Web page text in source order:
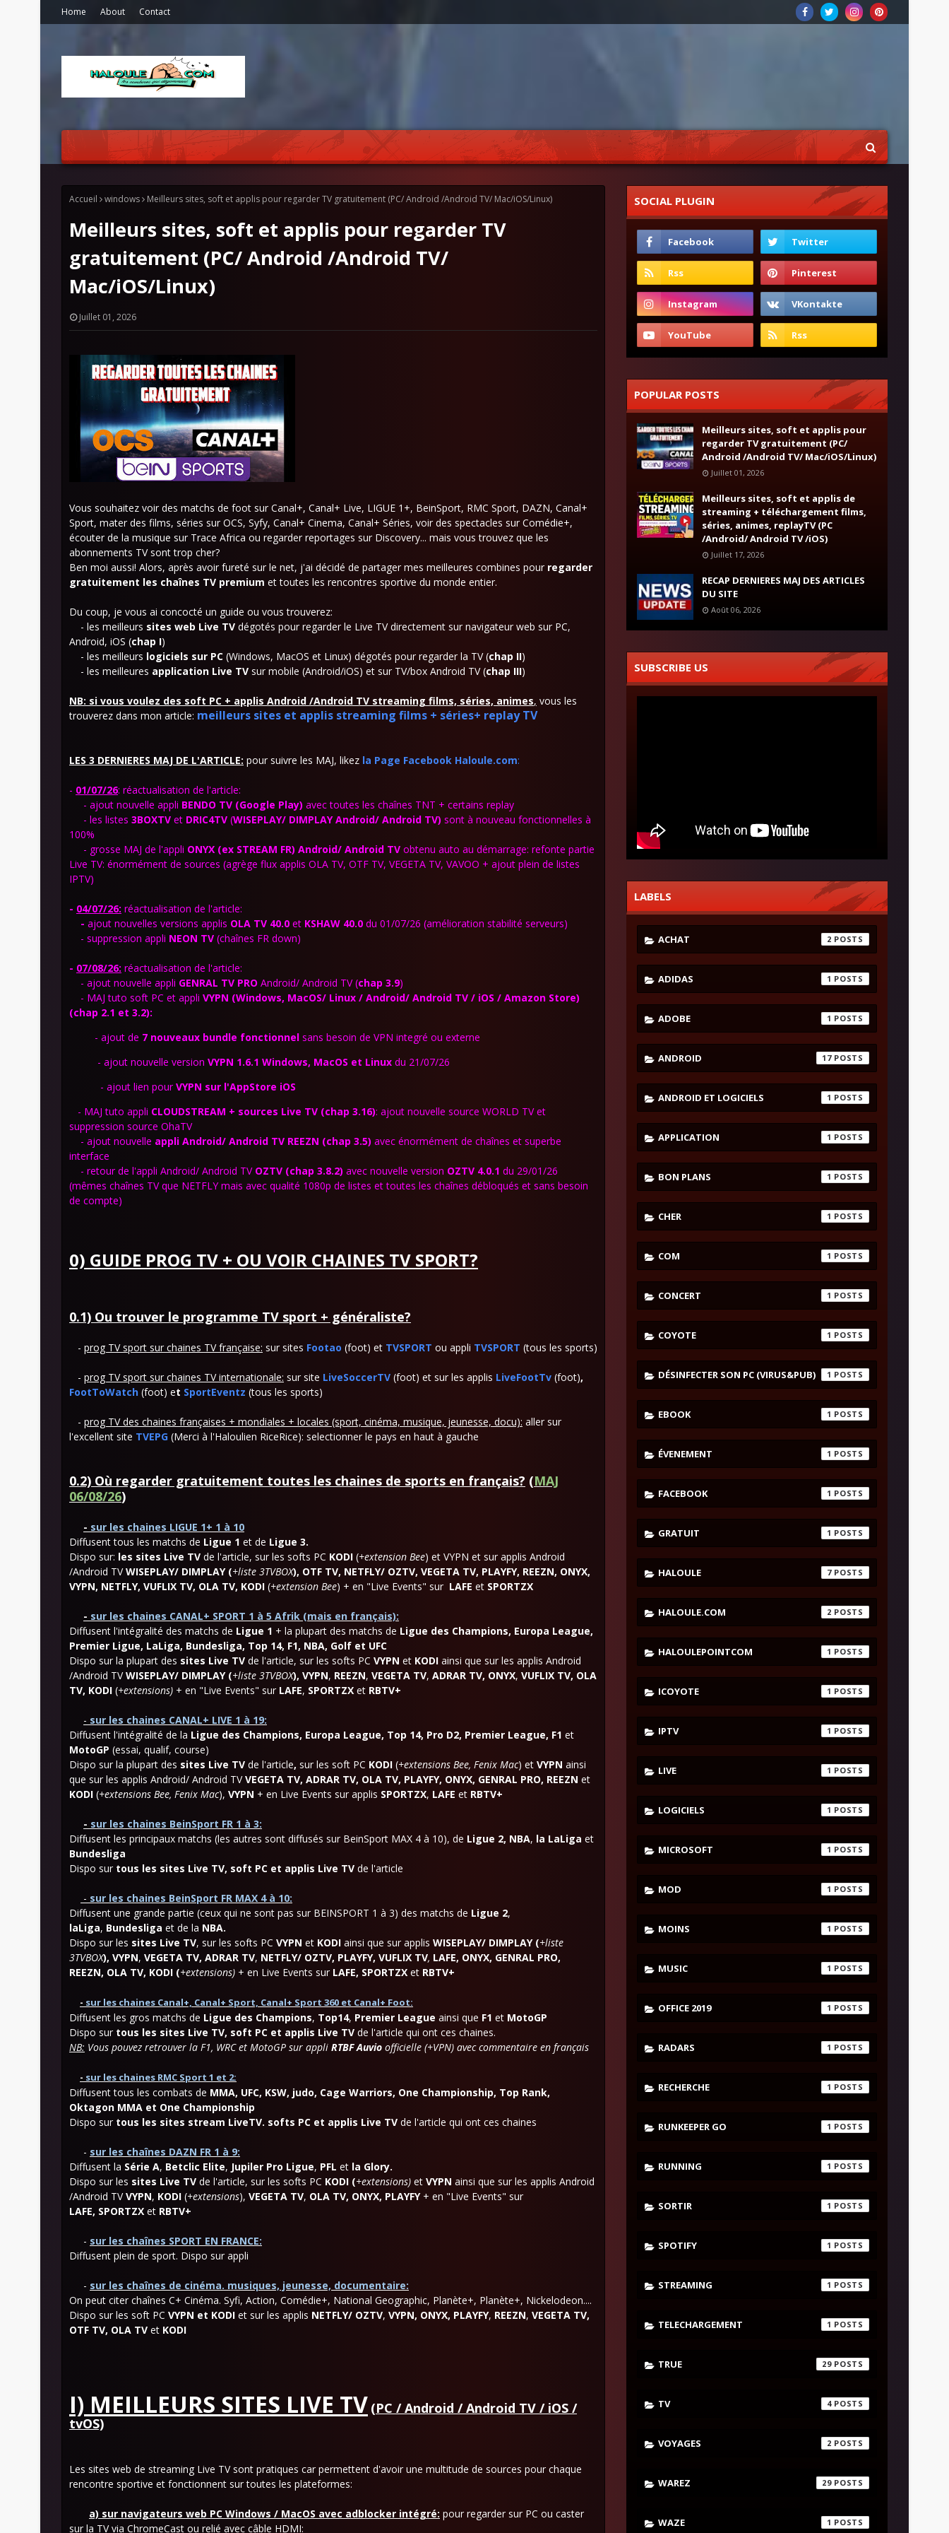
Home About Contact
Accueil windows Meilleurs sites, soft et applis pour regarder TV gratuitement (PC/ Android /Android TV/ Mac/iOS/Linux)
Meilleurs sites, soft et applis pour regarder TV
gratuitement (PC/ Android /Android TV/
Mac/iOS/Linux)
Juillet 01, 2026
Vous souhaitez voir des matchs de foot sur Canal+, Canal+ Live, LIGUE 1+, BeinSport, RMC Sport, DAZN, Canal+
Sport, mater des films, séries sur OCS, Syfy, Canal+ Cinema, Canal+ Séries, voir des spectacles sur Comédie+,
écouter de la musique sur Trace Africa ou regarder reportages sur Discovery... mais vous trouvez que les
abonnements TV sont trop cher?
Ben moi aussi! Alors, après avoir fureté sur le net, j'ai décidé de partager mes meilleures combines pour regarder
gratuitement les chaînes TV premium et toutes les rencontres sportive du monde entier.
Du coup, je vous ai concocté un guide ou vous trouverez:
- les meilleurs sites web Live TV dégotés pour regarder le Live TV directement sur navigateur web sur PC,
Android, iOS (chap I)
- les meilleurs logiciels sur PC (Windows, MacOS et Linux) dégotés pour regarder la TV (chap II)
- les meilleures application Live TV sur mobile (Android/iOS) et sur TV/box Android TV (chap III)
NB: si vous voulez des soft PC + applis Android /Android TV streaming films, séries, animes, vous les
trouverez dans mon article: meilleurs sites et applis streaming films + séries+ replay TV
LES 3 DERNIERES MAJ DE L'ARTICLE: pour suivre les MAJ, likez la Page Facebook Haloule.com:
- 01/07/26: réactualisation de l'article:
- ajout nouvelle appli BENDO TV (Google Play) avec toutes les chaînes TNT + certains replay
- les listes 3BOXTV et DRIC4TV (WISEPLAY/ DIMPLAY Android/ Android TV) sont à nouveau fonctionnelles à
100%
- grosse MAJ de l'appli ONYX (ex STREAM FR) Android/ Android TV obtenu auto au démarrage: refonte partie
Live TV: énormément de sources (agrège flux applis OLA TV, OTF TV, VEGETA TV, VAVOO + ajout plein de listes
IPTV)
- 04/07/26: réactualisation de l'article:
- ajout nouvelles versions applis OLA TV 40.0 et KSHAW 40.0 du 01/07/26 (amélioration stabilité serveurs)
- suppression appli NEON TV (chaînes FR down)
- 07/08/26: réactualisation de l'article:
- ajout nouvelle appli GENRAL TV PRO Android/ Android TV (chap 3.9)
- MAJ tuto soft PC et appli VYPN (Windows, MacOS/ Linux / Android/ Android TV / iOS / Amazon Store)
(chap 2.1 et 3.2):
- ajout de 7 nouveaux bundle fonctionnel sans besoin de VPN integré ou externe
- ajout nouvelle version VYPN 1.6.1 Windows, MacOS et Linux du 21/07/26
- ajout lien pour VYPN sur l'AppStore iOS
- MAJ tuto appli CLOUDSTREAM + sources Live TV (chap 3.16): ajout nouvelle source WORLD TV et
suppression source OhaTV
- ajout nouvelle appli Android/ Android TV REEZN (chap 3.5) avec énormément de chaînes et superbe
interface
- retour de l'appli Android/ Android TV OZTV (chap 3.8.2) avec nouvelle version OZTV 4.0.1 du 29/01/26
(mêmes chaînes TV que NETFLY mais avec qualité 1080p de listes et toutes les chaînes débloqués et sans besoin
de compte)
0) GUIDE PROG TV + OU VOIR CHAINES TV SPORT?
0.1) Ou trouver le programme TV sport + généraliste?
- prog TV sport sur chaines TV française: sur sites Footao (foot) et TVSPORT ou appli TVSPORT (tous les sports)
- prog TV sport sur chaines TV internationale: sur site LiveSoccerTV (foot) et sur les applis LiveFootTv (foot),
FootToWatch (foot) et SportEventz (tous les sports)
- prog TVdes chaines françaises + mondiales + locales (sport, cinéma, musique, jeunesse, docu): aller sur
l'excellent site TVEPG (Merci à l'Haloulien RiceRice): selectionner le pays en haut à gauche
0.2) Où regarder gratuitement toutes les chaines de sports en français? (MAJ
06/08/26)
- sur les chaines LIGUE 1+ 1 à 10
Diffusent tous les matchs de Ligue 1 et de Ligue 3.
Dispo sur: les sites Live TV de l'article, sur les softs PC KODI (+extension Bee) et VYPN et sur applis Android
/Android TVWISEPLAY/ DIMPLAY (+liste 3TVBOX), OTF TV, NETFLY/ OZTV, VEGETA TV, PLAYFY, REEZN, ONYX,
VYPN, NETFLY, VUFLIX TV, OLA TV, KODI (+extension Bee) + en "Live Events" sur LAFE et SPORTZX
- sur les chaines CANAL+ SPORT 1 à 5 Afrik (mais en français):
Diffusent l'intégralité des matchs de Ligue 1 + la plupart des matchs de Ligue des Champions, Europa League,
Premier Ligue, LaLiga, Bundesliga, Top 14, F1, NBA, Golf et UFC
Dispo sur la plupart des sites Live TV de l'article, sur les softs PC VYPN et KODI ainsi que sur les applis Android
/Android TVWISEPLAY/ DIMPLAY (+liste 3TVBOX), VYPN, REEZN, VEGETA TV, ADRAR TV, ONYX, VUFLIX TV, OLA
TV, KODI (+extensions) + en "Live Events" sur LAFE, SPORTZX et RBTV+
- sur les chaines CANAL+ LIVE 1 à 19:
Diffusent l'intégralité de la Ligue des Champions, Europa League, Top 14, Pro D2, Premier League, F1 et
MotoGP (essai, qualif, course)
Dispo sur la plupart des sites Live TV de l'article, sur les soft PC KODI (+extensions Bee, Fenix Mac) et VYPN ainsi
que sur les applis Android/ Android TV VEGETA TV, ADRAR TV, OLA TV, PLAYFY, ONYX, GENRAL PRO, REEZN et
KODI (+extensions Bee, Fenix Mac), VYPN + en Live Events sur applis SPORTZX, LAFE et RBTV+
- sur les chaines BeinSport FR 1 à 3:
Diffusent les principaux matchs (les autres sont diffusés sur BeinSport MAX 4 à 10), de Ligue 2, NBA, la LaLiga et
Bundesliga
Dispo sur tous les sites Live TV, soft PC et applis Live TV de l'article
- sur les chaines BeinSport FR MAX 4 à 10:
Diffusent une grande partie (ceux qui ne sont pas sur BEINSPORT 1 à 3) des matchs de Ligue 2,
laLiga, Bundesliga et de la NBA.
Dispo sur les sites Live TV, sur les softs PC VYPN et KODI ainsi que sur applis WISEPLAY/ DIMPLAY (+liste
3TVBOX), VYPN, VEGETA TV, ADRAR TV, NETFLY/ OZTV, PLAYFY, VUFLIX TV, LAFE, ONYX, GENRAL PRO,
REEZN, OLA TV, KODI (+extensions) + en Live Events sur LAFE, SPORTZX et RBTV+
- sur les chaines Canal+, Canal+ Sport, Canal+ Sport 360 et Canal+ Foot:
Diffusent les gros matchs de Ligue des Champions, Top14, Premier League ainsi que F1 et MotoGP
Dispo sur tous les sites Live TV, soft PC et applis Live TV de l'article qui ont ces chaines.
NB: Vous pouvez retrouver la F1, WRC et MotoGP sur appli RTBF Auvio officielle (+VPN) avec commentaire en français
- sur les chaines RMC Sport 1 et 2:
Diffusent tous les combats de MMA, UFC, KSW, judo, Cage Warriors, One Championship, Top Rank,
Oktagon MMA et One Championship
Dispo sur tous les sites stream LiveTV. softs PC et applis Live TV de l'article qui ont ces chaines
- sur les chaînes DAZN FR 1 à 9:
Diffusent la Série A, Betclic Elite, Jupiler Pro Ligue, PFL et la Glory.
Dispo sur les sites Live TV de l'article, sur les softs PC KODI (+extensions) et VYPN ainsi que sur les applis Android
/Android TV VYPN, KODI (+extensions), VEGETA TV, OLA TV, ONYX, PLAYFY + en "Live Events" sur
LAFE, SPORTZX et RBTV+
- sur les chaînes SPORT EN FRANCE:
Diffusent plein de sport. Dispo sur appli
- sur les chaînes de cinéma. musiques, jeunesse, documentaire:
On peut citer chaînes C+ Cinéma. Syfi, Action, Comédie+, National Geographic, Planète+, Planète+, Nickelodeon....
Dispo sur les soft PC VYPN et KODI et sur les applis NETFLY/ OZTV, VYPN, ONYX, PLAYFY, REEZN, VEGETA TV,
OTF TV, OLA TV et KODI
I) MEILLEURS SITES LIVE TV (PC / Android / Android TV / iOS /
tvOS)
Les sites web de streaming Live TV sont pratiques car permettent d'avoir une multitude de sources pour chaque
rencontre sportive et fonctionnent sur toutes les plateformes:
a) sur navigateurs web PC Windows / MacOS avec adblocker intégré: pour regarder sur PC ou caster
sur la TV via ChromeCast ou relié avec câble HDMI:
SOCIAL PLUGIN
POPULAR POSTS
Meilleurs sites, soft et applis pour
regarder TV gratuitement (PC/
Android /Android TV/ Mac/iOS/Linux)
Juillet 01, 2026
Meilleurs sites, soft et applis de
streaming + téléchargement films,
séries, animes, replayTV (PC
/Android/ Android TV /iOS)
Juillet 17, 2026
RECAP DERNIERES MAJ DES ARTICLES
DU SITE
Août 06, 2026
SUBSCRIBE US
LABELS
ACHAT 2
ADIDAS 1
ADOBE 1
ANDROID 17
ANDROID ET LOGICIELS 1
APPLICATION 1
BON PLANS 1
CHER 1
COM 1
CONCERT 1
COYOTE 1
DÉSINFECTER SON PC (VIRUS&PUB) 1
EBOOK 1
ÉVENEMENT 1
FACEBOOK 1
GRATUIT 1
HALOULE 7
HALOULE.COM 2
HALOULEPOINTCOM 1
ICOYOTE 1
IPTV 1
LIVE 1
LOGICIELS 1
MICROSOFT 1
MOD 1
MOINS 1
MUSIC 1
OFFICE 2019 1
RADARS 1
RECHERCHE 1
RUNKEEPER GO 1
RUNNING 1
SORTIR 1
SPOTIFY 1
STREAMING 1
TELECHARGEMENT 1
TRUE 29
TV 4
VOYAGES 2
WAREZ 29
WAZE 1